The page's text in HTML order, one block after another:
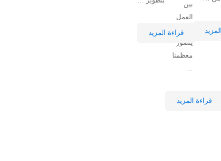
بين
العمل
والحياة،
يتصور
معظمنا
…
قراءة المزيد
قراءة المزيد